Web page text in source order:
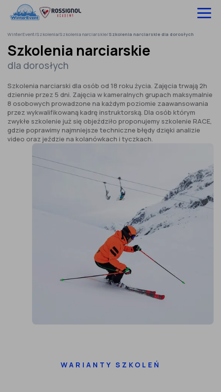
treści
Wyjazdy na narty
Hotele
Szkolenia
Ubezpieczenie
O nas
Infolinia:
WinterEvent/Szkolenia/Szkolenia narciarskie/Szkolenia narciarskie dla dorosłych
Szkolenia narciarskie
dla dorosłych
Szkolenia narciarski dla osób od 18 roku życia. Zajęcia trwają 2h
dziennie przez 5 dni. Zajęcia w kameralnych grupach maksymalnie
8 osobowych prowadzone na każdym poziomie zaawansowania
przez wykwalifikowaną kadrę instruktorską. Dla osób którym
zwykłe szkolenie już się objeździło proponujemy szkolenie RACE,
gdzie poprawimy najmniejsze techniczne błędy dzięki analizie
video oraz jeździe na kolanówkach i tyczkach.
WARIANTY SZKOLEŃ